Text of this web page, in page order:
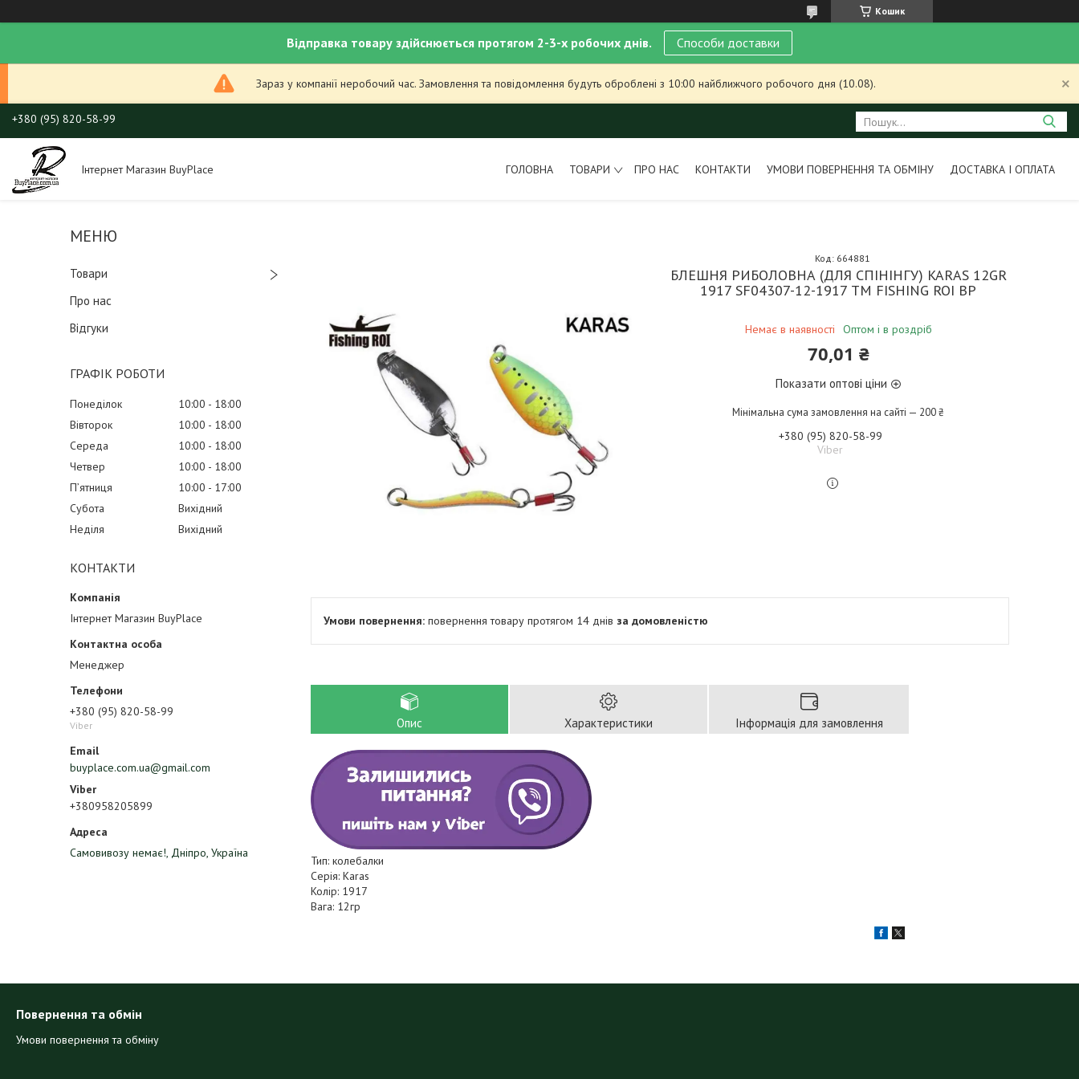
Кошик
Відправка товару здійснюється протягом 2-3-х робочих днів. Способи доставки
Зараз у компанії неробочий час. Замовлення та повідомлення будуть оброблені з 10:00 найближчого робочого дня (10.08).
+380 (95) 820-58-99
Інтернет Магазин BuyPlace ГОЛОВНА ТОВАРИ ПРО НАС КОНТАКТИ УМОВИ ПОВЕРНЕННЯ ТА ОБМІНУ ДОСТАВКА І ОПЛАТА
Товари
Про нас
Відгуки
ГРАФІК РОБОТИ
Понеділок 10:00
18:00
Вівторок
10:00
18:00
Середа
10:00
18:00
Четвер
10:00
18:00
Пʼятниця
10:00
17:00
Субота
Вихідний
Неділя
Вихідний
КОНТАКТИ
Інтернет Магазин BuyPlace
Менеджер
+380 (95) 820-58-99
Viber
buyplace.com.ua@gmail.com
+380958205899
Самовивозу немає!, Дніпро, Україна
БЛЕШНЯ РИБОЛОВНА (ДЛЯ СПІНІНГУ) KARAS 12GR
1917 SF04307-12-1917 ТМ FISHING ROI BP
Немає в наявності Оптом і в роздріб
Код: 664881
70,01 ₴
Показати оптові ціни
Мінімальна сума замовлення на сайті — 200 ₴
+380 (95) 820-58-99
Viber
повернення товару протягом 14 днів за домовленістю
Опис Характеристики Інформація для замовлення
Тип: колебалки
Серія: Karas
Колір: 1917
Вага: 12гр
Повернення та обмін
Умови повернення та обміну